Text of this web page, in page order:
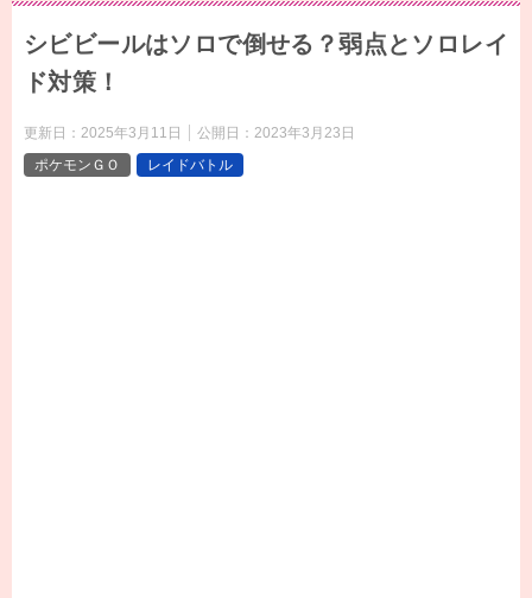
シビビールはソロで倒せる？弱点とソロレイ
ド対策！
更新日： 2025年3月11日 公開日： 2023年3月23日
ポケモンＧＯ
レイドバトル